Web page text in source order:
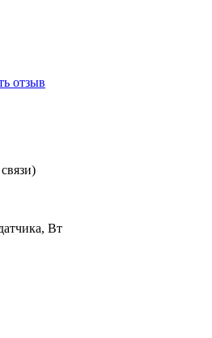
отзыв
Вт